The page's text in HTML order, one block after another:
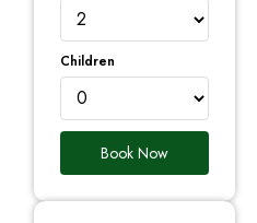
Children
Book Now